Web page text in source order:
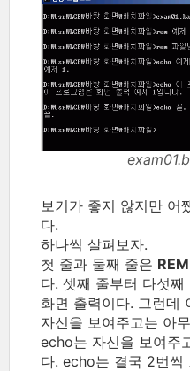
보기가 좋지 않지만 어
다.
하나씩 살펴보자.
첫 줄과 둘째 줄은 REM
다. 셋째 줄부터 다섯
화면 출력이다. 그런데
자신을 보여주고는 아
echo는 자신을 보여주
다. echo는 결국 2번씩